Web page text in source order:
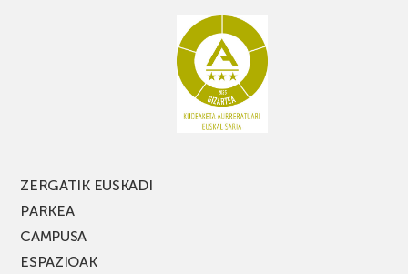
ZERGATIK EUSKADI
PARKEA
CAMPUSA
ESPAZIOAK